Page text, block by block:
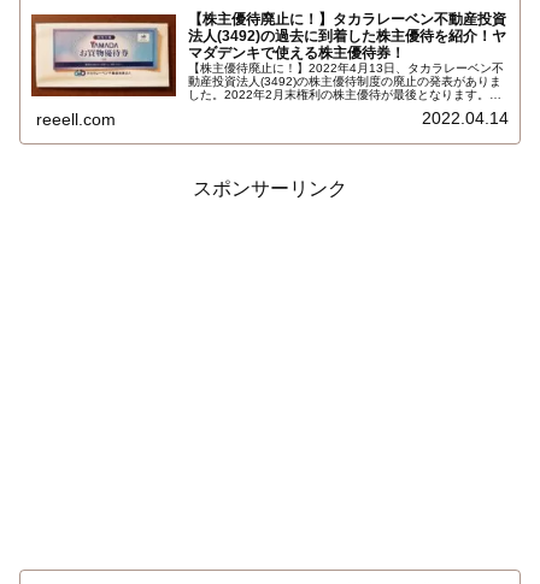
【株主優待廃止に！】タカラレーベン不動産投資
法人(3492)の過去に到着した株主優待を紹介！ヤ
マダデンキで使える株主優待券！
【株主優待廃止に！】2022年4月13日、タカラレーベン不
動産投資法人(3492)の株主優待制度の廃止の発表がありま
した。2022年2月末権利の株主優待が最後となります。ヤ
円券×5枚 合計2,500円相当の株主優待廃止は残念です…
reeell.com 2022.04.14
スポンサーリンク